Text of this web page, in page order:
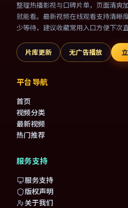
整理热播影视与口碑片单，页面清爽
就能看。最新视频在线观看支持清晰
少等待，建议收藏常用入口方便下次直
片库更新 无广告播放
平台导航
首页
视频分类
最新视频
热门推荐
服务支持
服务支持
版权声明
关于我们